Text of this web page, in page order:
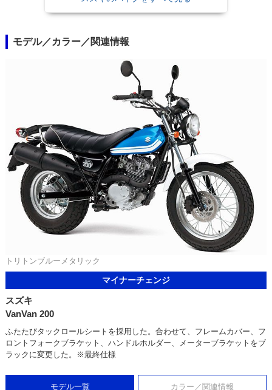
モデル／カラー／関連情報
トリトンブルーメタリック
マイナーチェンジ
スズキ
VanVan 200
ふたたびタックロールシートを採用した。合わせて、フレームカバー、フ
ロントフォークブラケット、ハンドルホルダー、メーターブラケットをブ
ラックに変更した。※最終仕様
モデル一覧 カラー／関連情報